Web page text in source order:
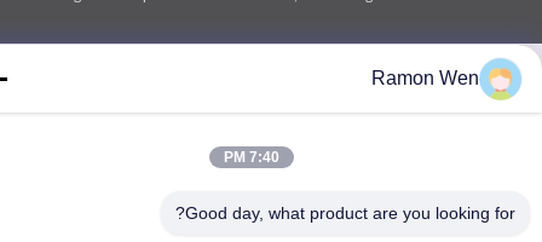
Ramon Wen
7:40 PM
Good day, what product are you looking